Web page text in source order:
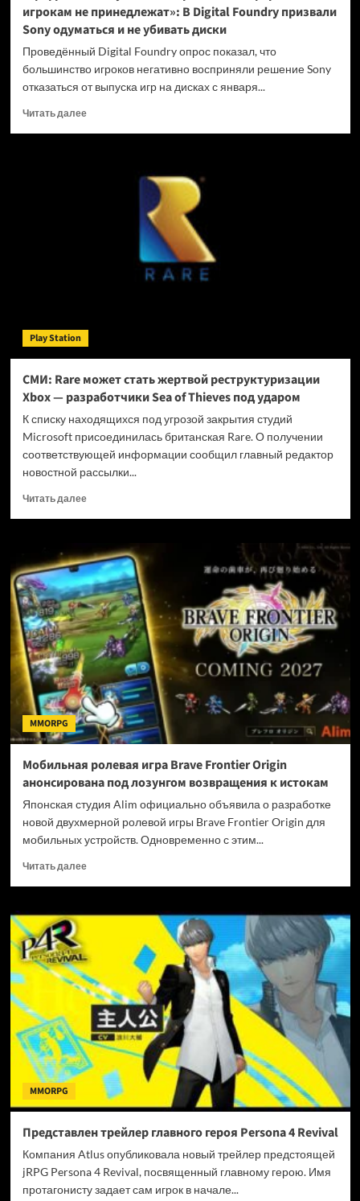
игрокам не принедлежат»: В Digital Foundry призвали
Sony одуматься и не убивать диски
Проведённый Digital Foundry опрос показал, что
большинство игроков негативно восприняли решение Sony
отказаться от выпуска игр на дисках с января...
Читать далееПрочитать
платформах
принедлежат»:
не
убивать
диски
Play Station
СМИ: Rare может стать жертвой реструктуризации
Xbox — разработчики Sea of Thieves под ударом
К списку находящихся под угрозой закрытия студий
Microsoft присоединилась британская Rare. О получении
соответствующей информации сообщил главный редактор
новостной рассылки...
Читать далееПрочитать
Rare
может
стать
жертвой
реструктуризации
Xbox
разработчики
Sea
of
Thieves
под
ударом
MMORPG
Мобильная ролевая игра Brave Frontier Origin
анонсирована под лозунгом возвращения к истокам
Японская студия Alim официально объявила о разработке
новой двухмерной ролевой игры Brave Frontier Origin для
мобильных устройств. Одновременно с этим...
Читать далееПрочитать
Brave
Frontier
Origin
анонсирована
под
лозунгом
возвращения
к
истокам
MMORPG
Представлен трейлер главного героя Persona 4 Revival
Компания Atlus опубликовала новый трейлер предстоящей
jRPG Persona 4 Revival, посвященный главному герою. Имя
протагонисту задает сам игрок в начале...